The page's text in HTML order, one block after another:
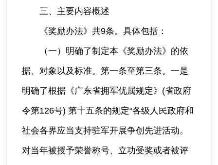
三、主要内容概述
《奖励办法》共9条。具体包括：
（一）明确了制定本《奖励办法》的依
据、对象以及标准。第一条至第三条。一是
明确了根据《广东省拥军优属规定》(省政府
令第126号) 第十五条的规定“各级人民政府和
社会各界应当支持驻军开展争创先进活动。
对当年被授予荣誉称号、立功受奖或者被评